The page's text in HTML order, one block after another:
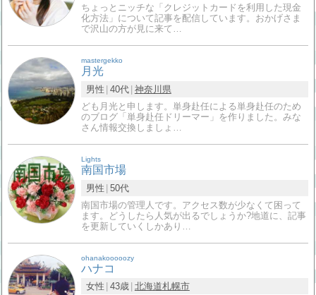
ちょっとニッチな「クレジットカードを利用した現金
化方法」について記事を配信しています。おかげさま
で沢山の方が見に来て…
mastergekko
月光
男性 40代 神奈川県
ども月光と申します。単身赴任による単身赴任のため
のブログ「単身赴任ドリーマー」を作りました。みな
さん情報交換しましょ…
Lights
南国市場
男性 50代
南国市場の管理人です。アクセス数が少なくて困って
ます。どうしたら人気が出るでしょうか?地道に、記事
を更新していくしかあり…
ohanakooooozy
ハナコ
女性 43歳 北海道札幌市